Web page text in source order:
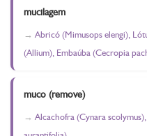
mucilagem
Abricó (Mimusops elengi),
(Allium), Embaúba (Cecropia
muco (remove)
Alcachofra (Cynara